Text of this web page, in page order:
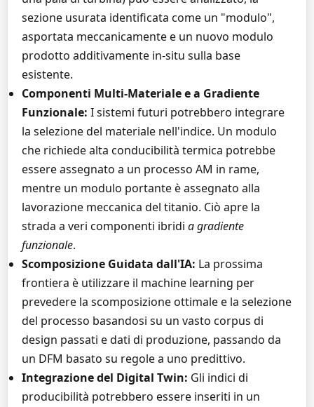
sezione usurata identificata come un "modulo",
asportata meccanicamente e un nuovo modulo
prodotto additivamente in-situ sulla base
esistente.
Componenti Multi-Materiale e a Gradiente
Funzionale: I sistemi futuri potrebbero integrare
la selezione del materiale nell'indice. Un modulo
che richiede alta conducibilità termica potrebbe
essere assegnato a un processo AM in rame,
mentre un modulo portante è assegnato alla
lavorazione meccanica del titanio. Ciò apre la
strada a veri componenti ibridi a gradiente
funzionale.
Scomposizione Guidata dall'IA: La prossima
frontiera è utilizzare il machine learning per
prevedere la scomposizione ottimale e la selezione
del processo basandosi su un vasto corpus di
design passati e dati di produzione, passando da
un DFM basato su regole a uno predittivo.
Integrazione del Digital Twin: Gli indici di
producibilità potrebbero essere inseriti in un